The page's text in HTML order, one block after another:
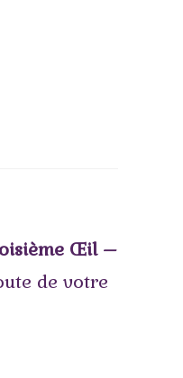
Œil –
de votre